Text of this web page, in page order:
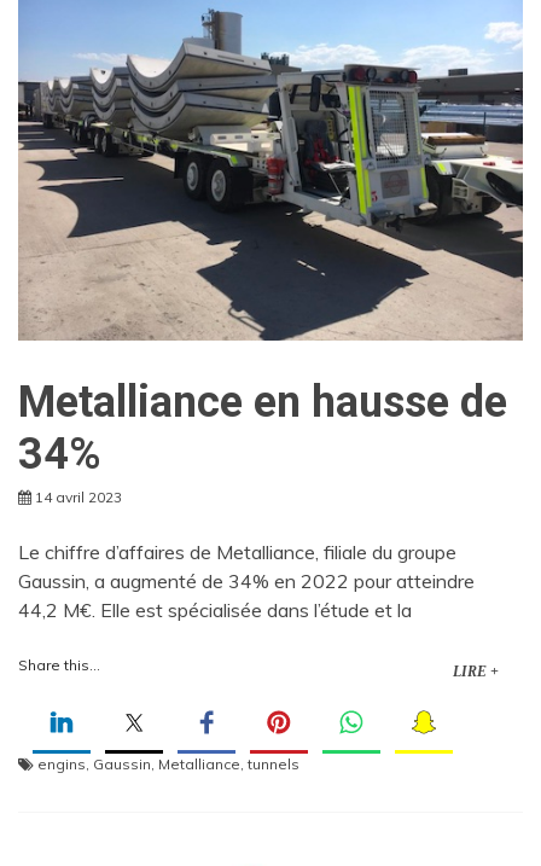
Metalliance en hausse de
34%
14 avril 2023
Le chiffre d’affaires de Metalliance, filiale du groupe
Gaussin, a augmenté de 34% en 2022 pour atteindre
44,2 M€. Elle est spécialisée dans l’étude et la
Share this... LIRE +
engins Gaussin Metalliance ,tunnels